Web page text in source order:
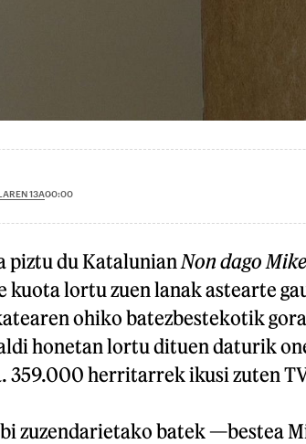
13A00:00
piztu du Katalunian Non dago
kuota lortu zuen lanak astearte
ohiko batezbestekotik
honetan lortu dituen daturik
359.000 herritarrek ikusi zuten
zuzendarietako batek —bestea